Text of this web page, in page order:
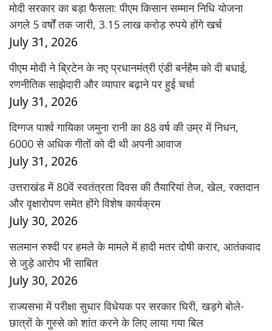
मोदी सरकार का बड़ा फैसला: पीएम किसान सम्मान निधि योजना
अगले 5 वर्षों तक जारी, 3.15 लाख करोड़ रुपये होंगे खर्च
July 31, 2026
पीएम मोदी ने ब्रिटेन के नए प्रधानमंत्री एंडी बर्नहैम को दी बधाई,
रणनीतिक साझेदारी और व्यापार बढ़ाने पर हुई चर्चा
July 31, 2026
दिग्गज पार्श्व गायिका जमुना रानी का 88 वर्ष की उम्र में निधन,
6000 से अधिक गीतों को दी थी अपनी आवाज
July 31, 2026
उत्तराखंड में 80वें स्वतंत्रता दिवस की तैयारियां तेज, खेल, रक्तदान
और वृक्षारोपण समेत होंगे विशेष कार्यक्रम
July 30, 2026
सलमान रुश्दी पर हमले के मामले में हादी मतर दोषी करार, आतंकवाद
से जुड़े आरोप भी साबित
July 30, 2026
राज्यसभा में परीक्षा सुधार विधेयक पर सरकार घिरी, खड़गे बोले-
छात्रों के गुस्से को शांत करने के लिए लाया गया बिल